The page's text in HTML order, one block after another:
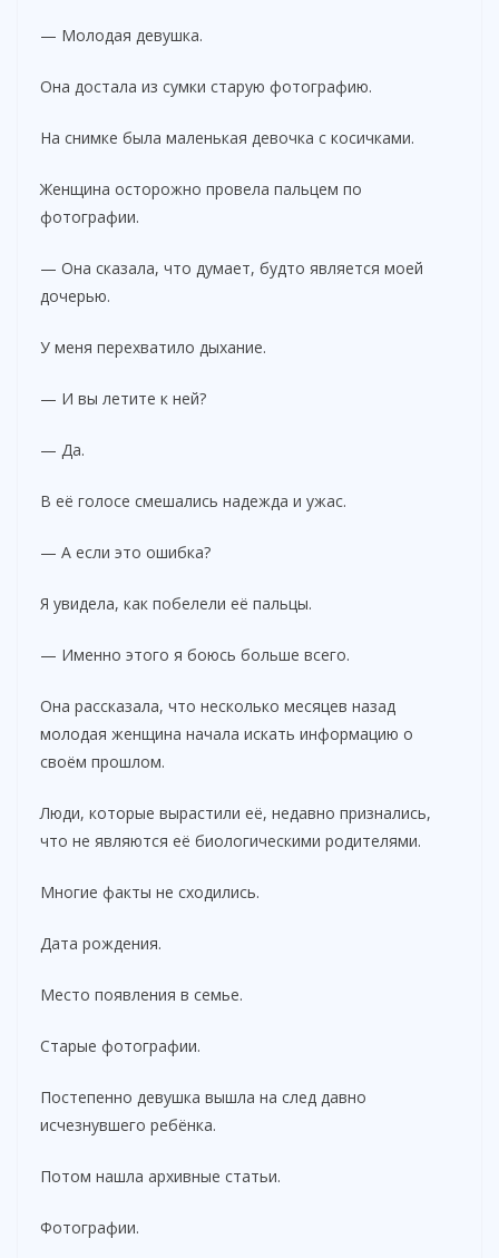
— Молодая девушка.
Она достала из сумки старую фотографию.
На снимке была маленькая девочка с косичками.
Женщина осторожно провела пальцем по
фотографии.
— Она сказала, что думает, будто является моей
дочерью.
У меня перехватило дыхание.
— И вы летите к ней?
— Да.
В её голосе смешались надежда и ужас.
— А если это ошибка?
Я увидела, как побелели её пальцы.
— Именно этого я боюсь больше всего.
Она рассказала, что несколько месяцев назад
молодая женщина начала искать информацию о
своём прошлом.
Люди, которые вырастили её, недавно признались,
что не являются её биологическими родителями.
Многие факты не сходились.
Дата рождения.
Место появления в семье.
Старые фотографии.
Постепенно девушка вышла на след давно
исчезнувшего ребёнка.
Потом нашла архивные статьи.
Фотографии.